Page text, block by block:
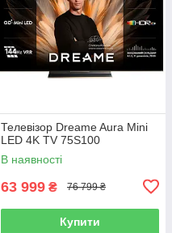
Телевiзор Dreame Aura Mini
LED 4K TV 75S100
В наявності
63 999 ₴ 76 799 ₴
Купити